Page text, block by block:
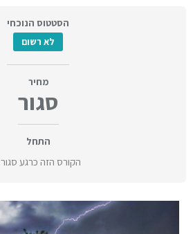
הסטטוס הנוכחי
לא רשום
מחיר
סגור
התחל
הקורס הזה כרגע סגור